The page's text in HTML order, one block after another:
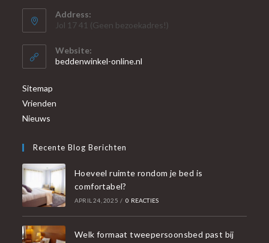
Address:
Jol 17 41 (Geen bezoekadres!)
Website:
beddenwinkel-online.nl
Sitemap
Vrienden
Nieuws
Recente Blog Berichten
Hoeveel ruimte rondom je bed is
comfortabel?
APRIL 24, 2025 / 0 REACTIES
Welk formaat tweepersoonsbed past bij